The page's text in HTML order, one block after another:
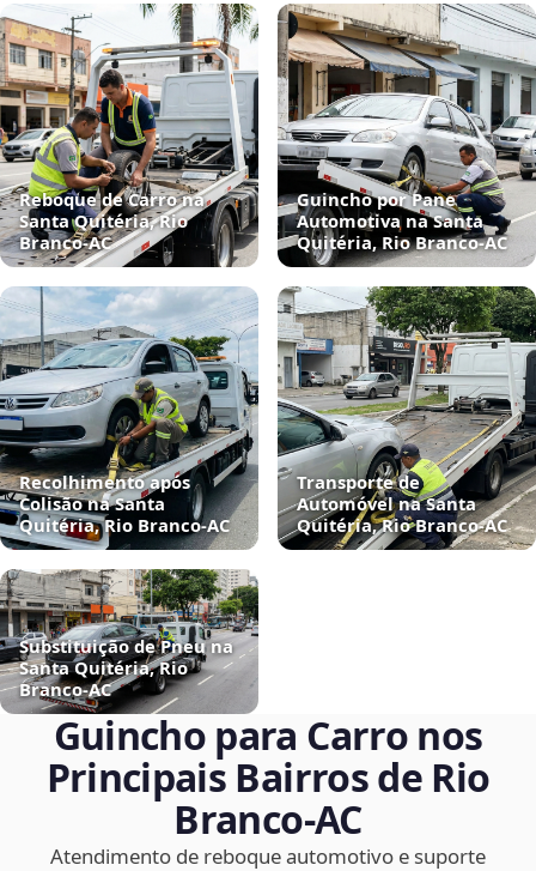
Reboque de Carro na
Santa Quitéria, Rio
Branco‑AC
Guincho por Pane
Automotiva na Santa
Quitéria, Rio Branco‑AC
Recolhimento após
Colisão na Santa
Quitéria, Rio Branco‑AC
Transporte de
Automóvel na Santa
Quitéria, Rio Branco‑AC
Substituição de Pneu na
Santa Quitéria, Rio
Branco‑AC
Guincho para Carro nos
Principais Bairros de Rio
Branco‑AC
Atendimento de reboque automotivo e suporte